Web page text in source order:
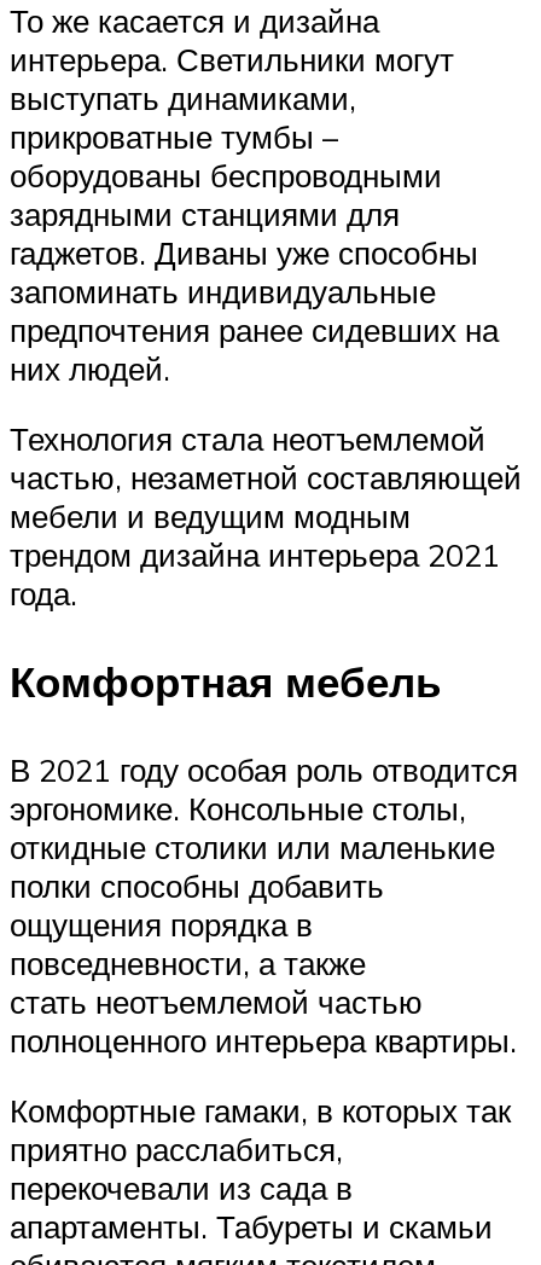
То же касается и дизайна
интерьера. Светильники могут
выступать динамиками,
прикроватные тумбы –
оборудованы беспроводными
зарядными станциями для
гаджетов. Диваны уже способны
запоминать индивидуальные
предпочтения ранее сидевших на
них людей.
Технология стала неотъемлемой
частью, незаметной составляющей
мебели и ведущим модным
трендом дизайна интерьера 2021
года.
Комфортная мебель
В 2021 году особая роль отводится
эргономике. Консольные столы,
откидные столики или маленькие
полки способны добавить
ощущения порядка в
повседневности, а также
стать неотъемлемой частью
полноценного интерьера квартиры.
Комфортные гамаки, в которых так
приятно расслабиться,
перекочевали из сада в
апартаменты. Табуреты и скамьи